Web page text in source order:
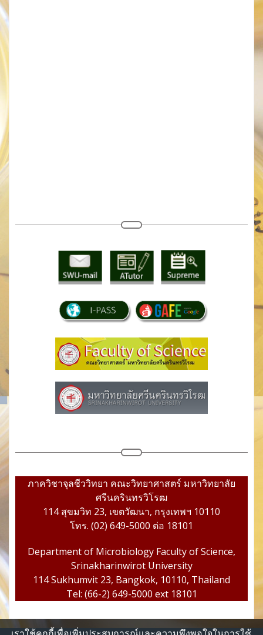
ภาควิชาจุลชีววิทยา คณะวิทยาศาสตร์ มหาวิทยาลัย
ศรีนครินทรวิโรฒ
114 สุขมวิท 23, เขตวัฒนา, กรุงเทพฯ 10110
โทร. (02) 649-5000 ต่อ 18101
Department of Microbiology Faculty of Science,
Srinakharinwirot University
114 Sukhumvit 23, Bangkok, 10110, Thailand
Tel: (66-2) 649-5000 ext 18101